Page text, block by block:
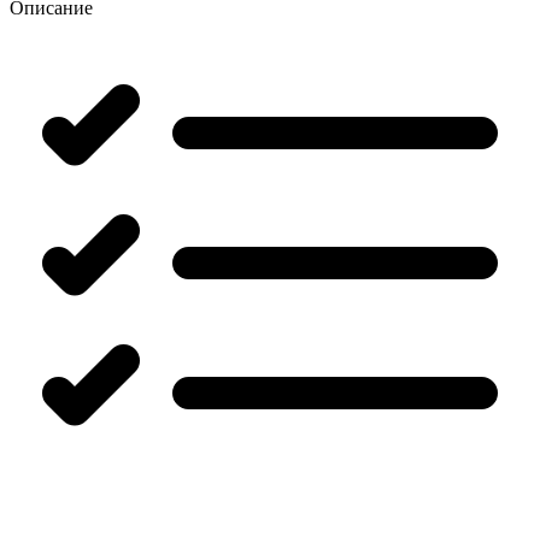
Описание